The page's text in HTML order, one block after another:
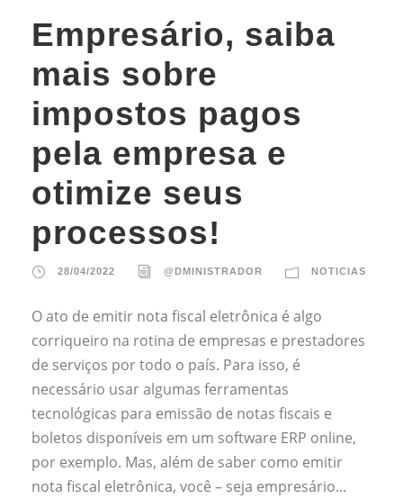
Empresário, saiba
mais sobre
impostos pagos
pela empresa e
otimize seus
processos!
28/04/2022 @DMINISTRADOR NOTICIAS
O ato de emitir nota fiscal eletrônica é algo
corriqueiro na rotina de empresas e prestadores
de serviços por todo o país. Para isso, é
necessário usar algumas ferramentas
tecnológicas para emissão de notas fiscais e
boletos disponíveis em um software ERP online,
por exemplo. Mas, além de saber como emitir
nota fiscal eletrônica, você – seja empresário...